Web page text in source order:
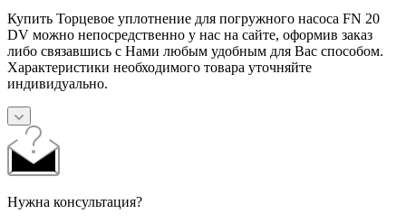
Купить Торцевое уплотнение для погружного насоса FN 20
DV можно непосредственно у нас на сайте, оформив заказ
либо связавшись с Нами любым удобным для Вас способом.
Характеристики необходимого товара уточняйте
индивидуально.
Нужна консультация?